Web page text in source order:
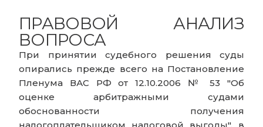
ПРАВОВОЙ АНАЛИЗ
ВОПРОСА
При принятии судебного решения суды
опирались прежде всего на Постановление
Пленума ВАС РФ от 12.10.2006 № 53 "Об
оценке арбитражными судами
обоснованности получения